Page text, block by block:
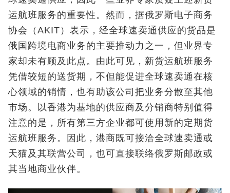
运航班服务的重要性。然而，据俄罗斯电子商务
协会（AKIT）表示，经全球速卖通供应的货品是
俄国跨境电商业务的主要推动力之一，但业界专
家却未有顾及此点。由此可见，新货运航班服务
凭借较短的送货期，不但能促进全球速卖通在核
心领域的销情，也有助该公司把业务分散至其他
市场。以香港为基地的供应商及分销商特别值得
注意的是，所有第三方企业都可使用新的定期货
运航班服务。因此，港商既可接洽全球速卖通或
天猫及其联营公司，也可直接联络俄罗斯邮政或
其当地商业伙伴。